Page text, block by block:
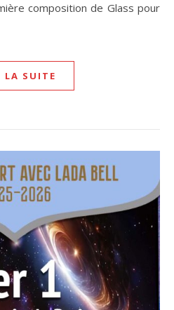
composition de Glass pour
LA SUITE